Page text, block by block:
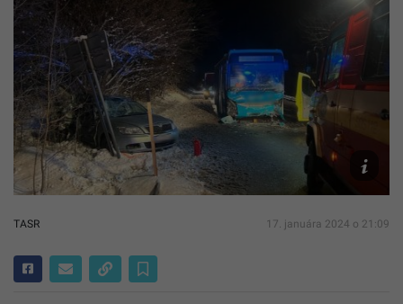
na
kraj
TASR 17. januára 2024 o 21:09